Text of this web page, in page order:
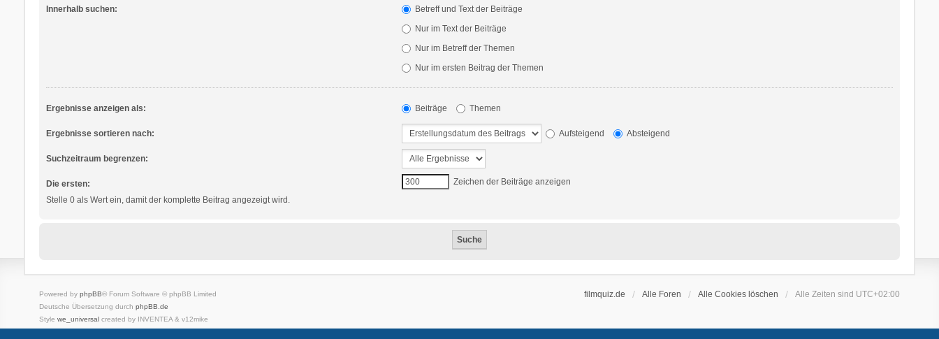
Innerhalb suchen:
Betreff und Text der Beiträge
Nur im Text der Beiträge
Nur im Betreff der Themen
Nur im ersten Beitrag der Themen
Ergebnisse anzeigen als: Beiträge Themen
Ergebnisse sortieren nach: Aufsteigend Absteigend
Suchzeitraum begrenzen:
Die ersten:
Stelle 0 als Wert ein, damit der komplette Beitrag angezeigt wird.
Zeichen der Beiträge anzeigen
filmquiz.de Alle Foren Alle Cookies löschen Alle Zeiten sind UTC+02:00
Powered by phpBB® Forum Software © phpBB Limited
Deutsche Übersetzung durch phpBB.de
Style we_universalcreated by INVENTEA & v12mike